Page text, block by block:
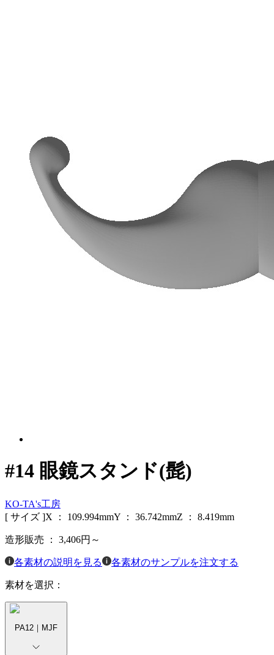
#14 眼鏡スタンド(髭)
KO-TA's工房
[ サイズ ]X ： 109.994mmY ： 36.742mmZ ： 8.419mm
造形販売 ： 3,406円～
各素材の説明を見る 各素材のサンプルを注文する
素材を選択：
PA12｜MJF